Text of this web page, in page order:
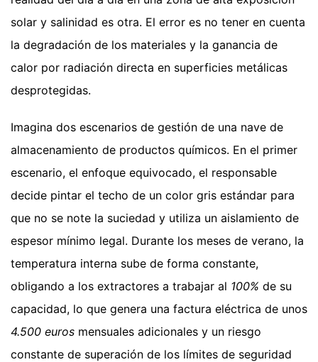
solar y salinidad es otra. El error es no tener en cuenta
la degradación de los materiales y la ganancia de
calor por radiación directa en superficies metálicas
desprotegidas.
Imagina dos escenarios de gestión de una nave de
almacenamiento de productos químicos. En el primer
escenario, el enfoque equivocado, el responsable
decide pintar el techo de un color gris estándar para
que no se note la suciedad y utiliza un aislamiento de
espesor mínimo legal. Durante los meses de verano, la
temperatura interna sube de forma constante,
obligando a los extractores a trabajar al 100% de su
capacidad, lo que genera una factura eléctrica de unos
4.500 euros mensuales adicionales y un riesgo
constante de superación de los límites de seguridad